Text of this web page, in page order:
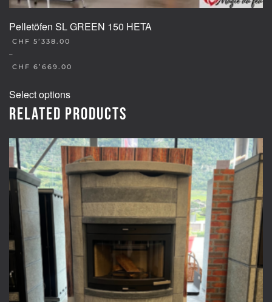
Pelletöfen SL GREEN 150 HETA
CHF 5’338.00
–
CHF 6’669.00
Select optionsproduct
has
variants.
The
options
may
chosen
the
product
page
Related products